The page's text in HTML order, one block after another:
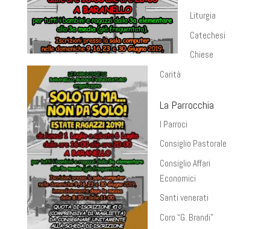
Liturgia
Catechesi
Chiese
Carità
La Parrocchia
I Parroci
Consiglio Pastorale
Consiglio Affari
Economici
Santi venerati
Coro “G. Brandi”